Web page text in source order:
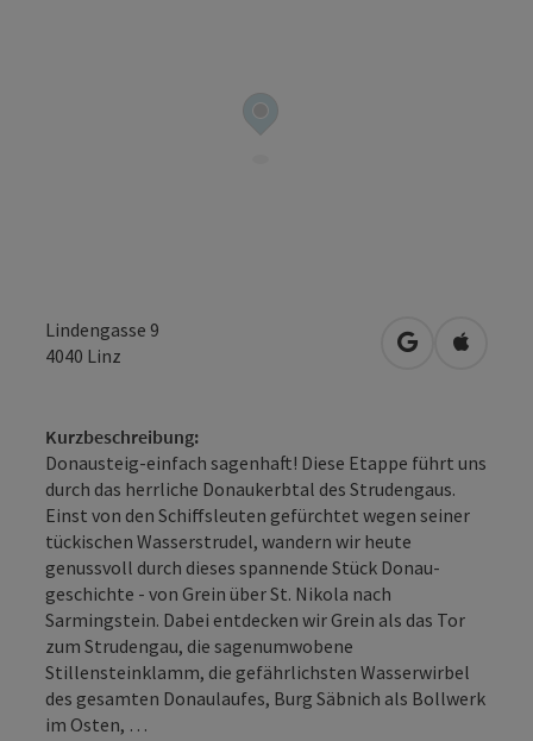
Lindengasse 9
4040 Linz in Google
in
Kurzbeschreibung:
Donausteig-einfach sagenhaft! Diese Etappe führt uns
durch das herrliche Donaukerbtal des Strudengaus.
Einst von den Schiffsleuten gefürchtet wegen seiner
tückischen Wasser­strudel, wandern wir heute
genussvoll durch dieses spannende Stück Donau­
geschichte - von Grein über St. Nikola nach
Sarmingstein. Dabei entdecken wir Grein als das Tor
zum Strudengau, die sagenumwobene
Stillensteinklamm, die gefährlichsten Wasserwirbel
des gesamten Donaulaufes, Burg Säbnich als Bollwerk
im Osten, …